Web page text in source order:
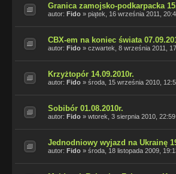
Granica zamojsko-podkarpacka
autor: Fido » piątek, 16 września 2011,
CBX-em na koniec świata
autor: Fido » czwartek, 8 września 2011,
Krzyżtopór 14.09.2010r.
autor: Fido » środa, 15 września 2010,
Sobibór 01.08.2010r.
autor: Fido » wtorek, 3 sierpnia 2010, 22:59
Jednodniowy wyjazd na Ukrainę
autor: Fido » środa, 18 listopada 2009,